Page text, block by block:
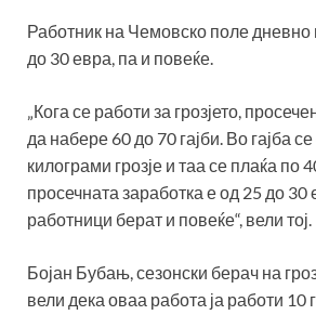
Работник на Чемовско поле
до 30 евра, па и повеќе.
„Кога се работи за грозјето,
да набере 60 до 70 гајби. Во гајба
килограми грозје и таа се плаќа по
просечната заработка е од 25 до 30
работници берат и повеќе“, вели тој.
Бојан Бубањ, сезонски берач на
вели дека оваа работа ја работи 10